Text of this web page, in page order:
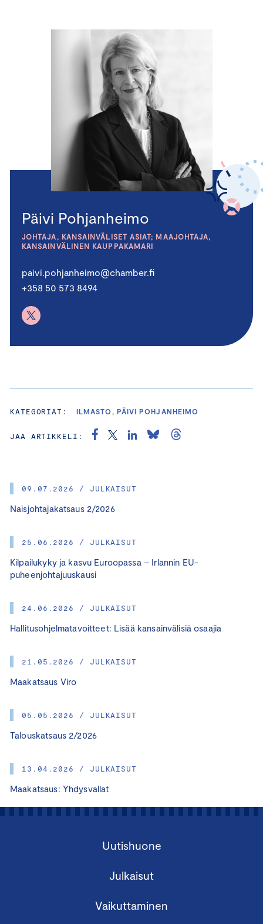
09.07.2026 / JULKAISUT
Naisjohtajakatsaus 2/2026
25.06.2026 / JULKAISUT
Kilpailukyky ja kasvu Euroopassa – Irlannin EU-
puheenjohtajuuskausi
24.06.2026 / JULKAISUT
Hallitusohjelmatavoitteet: Lisää kansainvälisiä osaajia
21.05.2026 / JULKAISUT
Maakatsaus Viro
05.05.2026 / JULKAISUT
Talouskatsaus 2/2026
13.04.2026 / JULKAISUT
Maakatsaus: Yhdysvallat
Päivi Pohjanheimo
JOHTAJA, KANSAINVÄLISET ASIAT; MAAJOHTAJA,
KANSAINVÄLINEN KAUPPAKAMARI
paivi.pohjanheimo@chamber.fi
+358 50 573 8494
KATEGORIAT: ILMASTO, PÄIVI POHJANHEIMO
JAA ARTIKKELI:
Uutishuone
Julkaisut
Vaikuttaminen